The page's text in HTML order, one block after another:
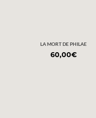
LA MORT DE PHILAE
60,00€